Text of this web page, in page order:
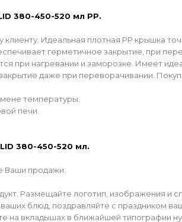
380-450-520 мл РР.
Идеальная плотная PP крышка
герметичное закрытие, при
при нагревании и заморозке. Имеет
даже при переворачивании.
температуры.
печи.
380-450-520 мл.
Ваши продажи.
Размещайте логотип, изображения и
блюд, поздравляйте с праздником
на вкладышах в ближайшей типографии